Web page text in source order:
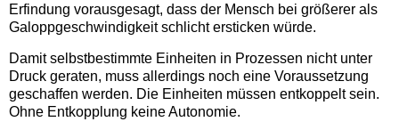
Erfindung vorausgesagt, dass der Mensch bei größerer als
Galoppgeschwindigkeit schlicht ersticken würde.
Damit selbstbestimmte Einheiten in Prozessen nicht unter
Druck geraten, muss allerdings noch eine Voraussetzung
geschaffen werden. Die Einheiten müssen entkoppelt sein.
Ohne Entkopplung keine Autonomie.